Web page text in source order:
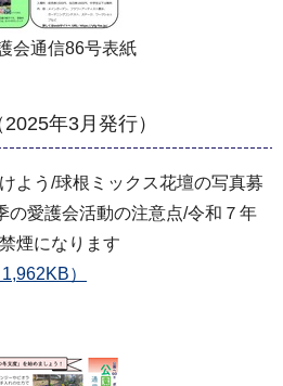
会通信86号表紙
年3月発行）
よう/球根ミックス花壇の写真募
の愛護会活動の注意点/令和７年
煙になります
）